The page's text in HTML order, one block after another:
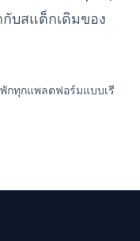
กับสแต็กเดิมของ
กทุกแพลตฟอร์มแบบเรี